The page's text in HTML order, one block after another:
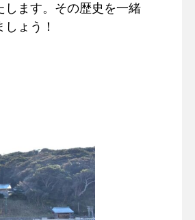
します。その歴史を一緒
ょう！